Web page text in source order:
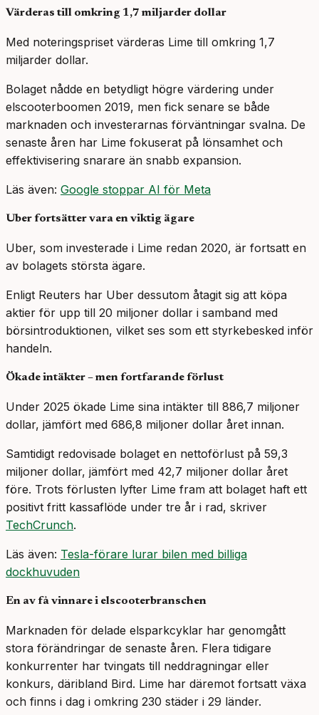
Värderas till omkring 1,7 miljarder dollar
Med noteringspriset värderas Lime till omkring 1,7
miljarder dollar.
Bolaget nådde en betydligt högre värdering under
elscooterboomen 2019, men fick senare se både
marknaden och investerarnas förväntningar svalna. De
senaste åren har Lime fokuserat på lönsamhet och
effektivisering snarare än snabb expansion.
Läs även: Google stoppar AI för Meta
Uber fortsätter vara en viktig ägare
Uber, som investerade i Lime redan 2020, är fortsatt en
av bolagets största ägare.
Enligt Reuters har Uber dessutom åtagit sig att köpa
aktier för upp till 20 miljoner dollar i samband med
börsintroduktionen, vilket ses som ett styrkebesked inför
handeln.
Ökade intäkter – men fortfarande förlust
Under 2025 ökade Lime sina intäkter till 886,7 miljoner
dollar, jämfört med 686,8 miljoner dollar året innan.
Samtidigt redovisade bolaget en nettoförlust på 59,3
miljoner dollar, jämfört med 42,7 miljoner dollar året
före. Trots förlusten lyfter Lime fram att bolaget haft ett
positivt fritt kassaflöde under tre år i rad, skriver
TechCrunch.
Läs även: Tesla-förare lurar bilen med billiga
dockhuvuden
En av få vinnare i elscooterbranschen
Marknaden för delade elsparkcyklar har genomgått
stora förändringar de senaste åren. Flera tidigare
konkurrenter har tvingats till neddragningar eller
konkurs, däribland Bird. Lime har däremot fortsatt växa
och finns i dag i omkring 230 städer i 29 länder.